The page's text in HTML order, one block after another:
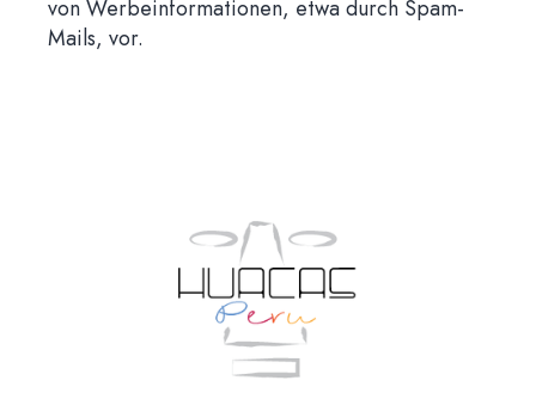
von Werbeinformationen, etwa durch Spam-
Mails, vor.